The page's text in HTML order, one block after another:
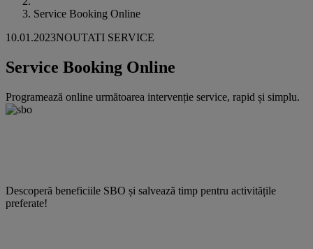
Service Booking Online
10.01.2023NOUTATI SERVICE
Service Booking Online
Programează online următoarea intervenție service, rapid și simplu.
Descoperă beneficiile SBO și salvează timp pentru activitățile
preferate!